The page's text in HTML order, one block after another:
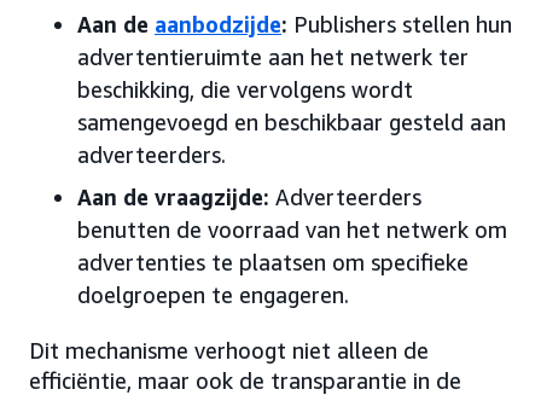
Aan de aanbodzijde: Publishers stellen hun
advertentieruimte aan het netwerk ter
beschikking, die vervolgens wordt
samengevoegd en beschikbaar gesteld aan
adverteerders.
Aan de vraagzijde: Adverteerders
benutten de voorraad van het netwerk om
advertenties te plaatsen om specifieke
doelgroepen te engageren.
Dit mechanisme verhoogt niet alleen de
efficiëntie, maar ook de transparantie in de